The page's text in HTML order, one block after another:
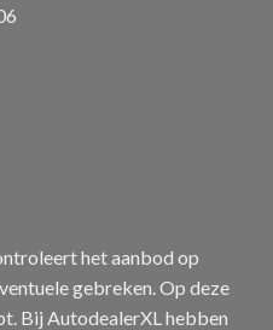
het aanbod op
gebreken. Op deze
Bij AutodealerXL hebben